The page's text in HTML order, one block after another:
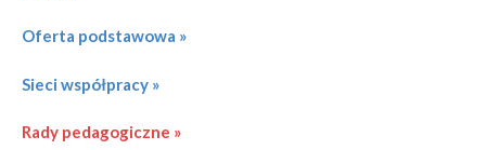
Oferta podstawowa »
Sieci współpracy »
Rady pedagogiczne »